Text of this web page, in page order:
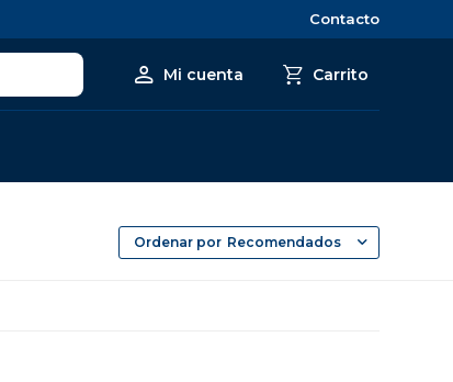
Contacto
Recomendados